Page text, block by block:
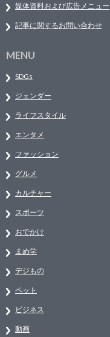
媒体資料および広告メニュー
記事に関するお問い合わせ
MENU
SDGs
ジェンダー
ライフスタイル
エンタメ
ファッション
グルメ
カルチャー
スポーツ
おでかけ
まめ学
デジもの
ペット
ビジネス
動画